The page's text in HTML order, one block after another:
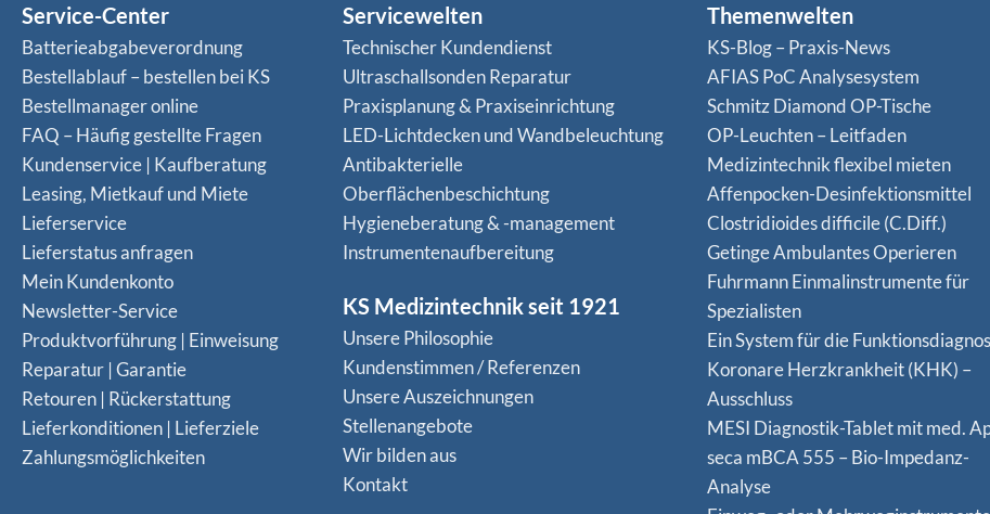
Service-Center
Batterieabgabeverordnung
Bestellablauf – bestellen bei KS
Bestellmanager online
FAQ – Häufig gestellte Fragen
Kundenservice | Kaufberatung
Leasing, Mietkauf und Miete
Lieferservice
Lieferstatus anfragen
Mein Kundenkonto
Newsletter-Service
Produktvorführung | Einweisung
Reparatur | Garantie
Retouren | Rückerstattung
Lieferkonditionen | Lieferziele
Zahlungsmöglichkeiten
Servicewelten
Technischer Kundendienst
Ultraschallsonden Reparatur
Praxisplanung & Praxiseinrichtung
LED-Lichtdecken und Wandbeleuchtung
Antibakterielle
Oberflächenbeschichtung
Hygieneberatung & -management
Instrumentenaufbereitung
KS Medizintechnik seit 1921
Unsere Philosophie
Kundenstimmen / Referenzen
Unsere Auszeichnungen
Stellenangebote
Wir bilden aus
Kontakt
Themenwelten
KS-Blog – Praxis-News
AFIAS PoC Analysesystem
Schmitz Diamond OP-Tische
OP-Leuchten – Leitfaden
Medizintechnik flexibel mieten
Affenpocken-Desinfektionsmittel
Clostridioides difficile (C.Diff.)
Getinge Ambulantes Operieren
Fuhrmann Einmalinstrumente für
Spezialisten
Ein System für die
Koro­nare Herz­krank­heit (KHK) –
Ausschluss
MESI Diagnostik-Tablet mit med.
seca mBCA 555 – Bio-Impedanz-
Analyse